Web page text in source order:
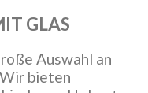
GLAS
Auswahl an
bieten